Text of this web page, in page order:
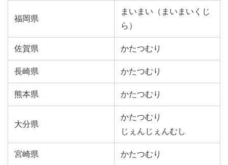
福岡県
まいまい（まいまいくじ
ら）
佐賀県 かたつむり
長崎県 かたつむり
熊本県 かたつむり
大分県
かたつむり
じぇんじぇんむし
宮崎県 かたつむり